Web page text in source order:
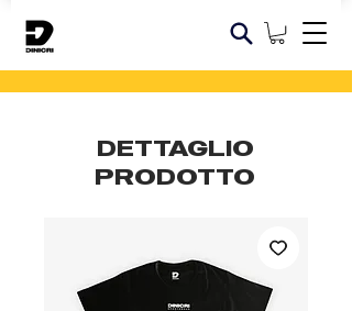
DETTAGLIO
PRODOTTO